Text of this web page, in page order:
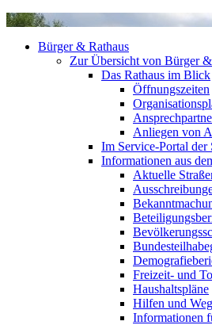
Bürger & Rathaus
Zur Übersicht von Bürger
Das Rathaus im Blick
Öffnungszeiten
Anliegen von
Im Service-Portal der
Informationen aus
Aktuelle
Freizeit- und
Haushaltspläne
Hilfen und
Informationen